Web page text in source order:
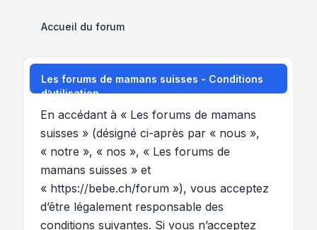
Accueil du forum
Les forums de mamans suisses - Conditions
d’utilisation
En accédant à « Les forums de mamans
suisses » (désigné ci-après par « nous »,
« notre », « nos », « Les forums de
mamans suisses » et
« https://bebe.ch/forum »), vous acceptez
d’être légalement responsable des
conditions suivantes. Si vous n’acceptez